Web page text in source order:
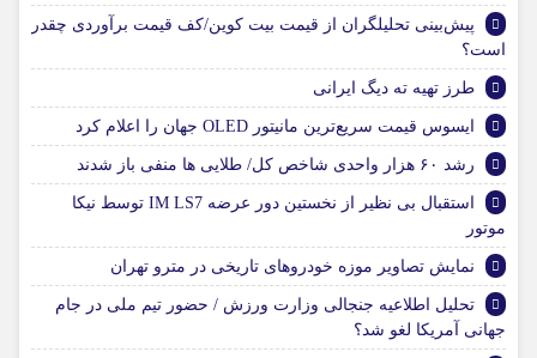
پیش‌بینی تحلیلگران از قیمت بیت کوین/کف قیمت برآوردی چقدر
است؟
طرز تهیه ته دیگ ایرانی
ایسوس قیمت سریع‌ترین مانیتور OLED جهان را اعلام کرد
رشد ۶۰ هزار واحدی شاخص کل/ طلایی ها منفی باز شدند
استقبال بی نظیر از نخستین دور عرضه IM LS7 توسط نیکا
موتور
نمایش تصاویر موزه خودروهای تاریخی در مترو تهران
تحلیل اطلاعیه جنجالی وزارت ورزش / حضور تیم ملی در جام
جهانی آمریکا لغو شد؟